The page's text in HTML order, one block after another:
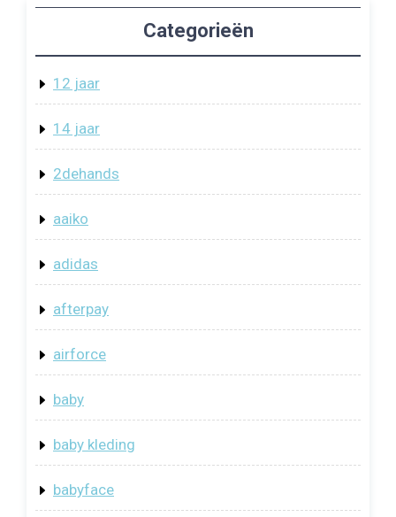
Categorieën
12 jaar
14 jaar
2dehands
aaiko
adidas
afterpay
airforce
baby
baby kleding
babyface